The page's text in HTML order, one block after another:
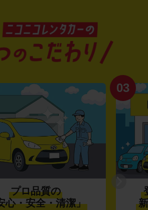
プロ品質の
心・安全・清潔」
03